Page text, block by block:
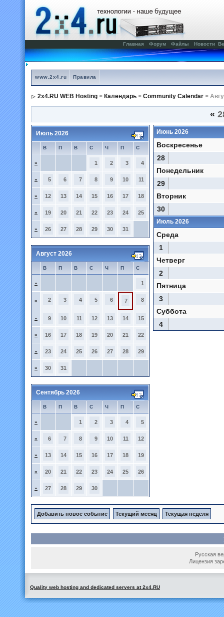
Главная Форум Файлы Новости
www.2x4.ru Правила
2x4.RU WEB Hosting > Календарь > Community Calendar >
«
Июль 2026
В П В С Ч П С
» 1 2 3 4
» 5 6 7 8 9 10 11
» 12 13 14 15 16 17 18
» 19 20 21 22 23 24 25
» 26 27 28 29 30 31
Август 2026
В П В С Ч П С
» 1
» 2 3 4 5 6 7 8
» 9 10 11 12 13 14 15
» 16 17 18 19 20 21 22
» 23 24 25 26 27 28 29
» 30 31
Сентябрь 2026
В П В С Ч П С
» 1 2 3 4 5
» 6 7 8 9 10 11 12
» 13 14 15 16 17 18 19
» 20 21 22 23 24 25 26
» 27 28 29 30
Июнь 2026
Воскресенье
28
Понедельник
29
Вторник
30
Июль 2026
Среда
1
Четверг
2
Пятница
3
Суббота
4
Добавить новое событие Текущий месяц Текущая неделя
Русская
Лицензия
Quality web hosting and dedicated servers at 2x4.RU